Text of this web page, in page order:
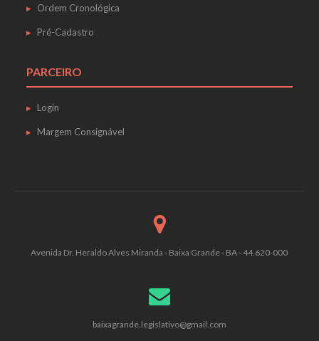
Ordem Cronológica
Pré-Cadastro
PARCEIRO
Login
Margem Consignável
Avenida Dr. Heraldo Alves Miranda - Baixa Grande - BA - 44.620-000
baixagrande.legislativo@gmail.com